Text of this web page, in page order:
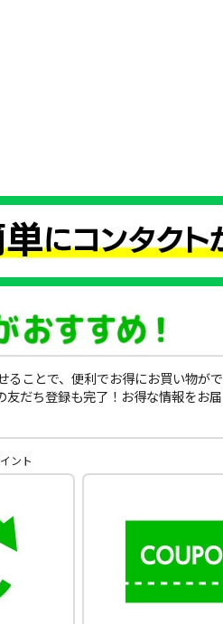
ことで、便利でお得にお買い物が
だち登録も完了！お得な情報をお
ント